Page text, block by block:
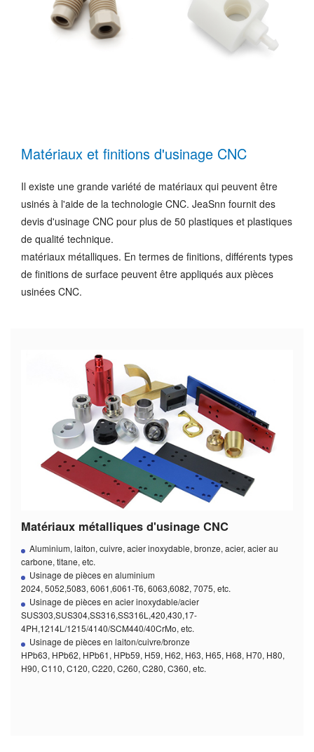
Matériaux et finitions d'usinage CNC
Il existe une grande variété de matériaux qui peuvent être
usinés à l'aide de la technologie CNC. JeaSnn fournit des
devis d'usinage CNC pour plus de 50 plastiques et plastiques
de qualité technique.
matériaux métalliques. En termes de finitions, différents types
de finitions de surface peuvent être appliqués aux pièces
usinées CNC.
Matériaux métalliques d'usinage CNC
Aluminium, laiton, cuivre, acier inoxydable, bronze, acier, acier au
carbone, titane, etc.
Usinage de pièces en aluminium
2024, 5052,5083, 6061,6061-T6, 6063,6082, 7075, etc.
Usinage de pièces en acier inoxydable/acier
SUS303,SUS304,SS316,SS316L,420,430,17-
4PH,1214L/1215/4140/SCM440/40CrMo, etc.
Usinage de pièces en laiton/cuivre/bronze
HPb63, HPb62, HPb61, HPb59, H59, H62, H63, H65, H68, H70, H80,
H90, C110, C120, C220, C260, C280, C360, etc.